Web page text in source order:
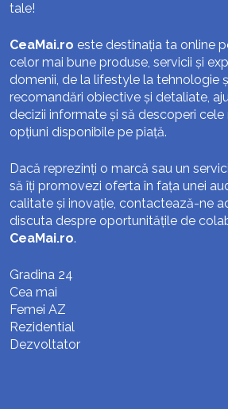
tale!
CeaMai.ro este destinația ta online
celor mai bune produse, servicii și
domenii, de la lifestyle la tehnologie
recomandări obiective și detaliate,
decizii informate și să descoperi
opțiuni disponibile pe piață.
Dacă reprezinți o marcă sau un
să îți promovezi oferta în fața unei
calitate și inovație, contactează-ne
discuta despre oportunitățile de
CeaMai.ro.
Gradina 24
Cea mai
Femei AZ
Rezidential
Dezvoltator